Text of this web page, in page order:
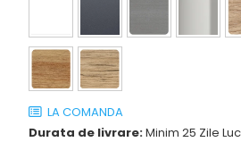
LA COMANDA
Durata de livrare:Minim 25 Zile